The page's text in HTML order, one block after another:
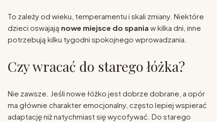
To zależy od wieku, temperamentu i skali zmiany. Niektóre
dzieci oswajają nowe miejsce do spania w kilka dni, inne
potrzebują kilku tygodni spokojnego wprowadzania.
Czy wracać do starego łóżka?
Nie zawsze. Jeśli nowe łóżko jest dobrze dobrane, a opór
ma głównie charakter emocjonalny, często lepiej wspierać
adaptację niż natychmiast się wycofywać. Do starego